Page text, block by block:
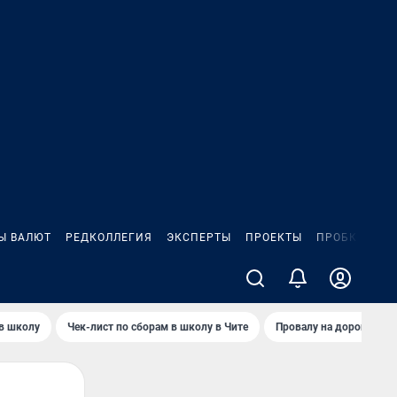
ВАЛЮТ РЕДКОЛЛЕГИЯ ЭКСПЕРТЫ ПРОЕКТЫ ПРОБКИ
школу Чек-лист по сборам в школу в Чите Провалу на дороге